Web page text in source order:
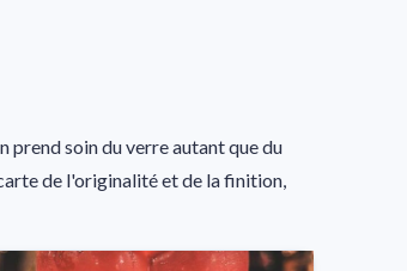
prend soin du verre autant que du
de l'originalité et de la finition,